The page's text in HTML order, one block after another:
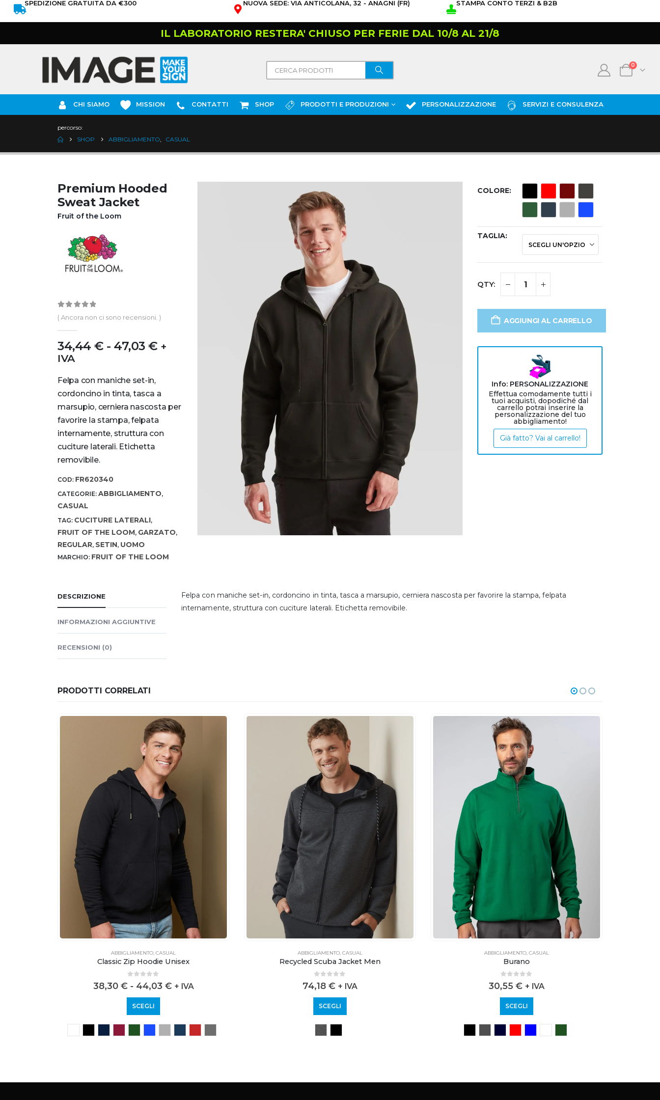
SPEDIZIONE GRATUITA DA €300 NUOVA SEDE: VIA ANTICOLANA, 32 - ANAGNI (FR) STAMPA CONTO TERZI & B2B
IL LABORATORIO RESTERA' CHIUSO PER FERIE DAL 10/8 AL 21/8
0
CHI SIAMO MISSION CONTATTI SHOP PRODOTTI E PRODUZIONI PERSONALIZZAZIONE SERVIZI E CONSULENZA
percorso:
SHOP
ABBIGLIAMENTO, CASUAL
Premium Hooded
Sweat Jacket
Fruit of the Loom
0out of 5
( Ancora non ci sono recensioni. )
34,44€ - 47,03€ +
IVA
Felpa con maniche set-in,
cordoncino in tinta, tasca a
marsupio, cerniera nascosta per
favorire la stampa, felpata
internamente, struttura con
cuciture laterali. Etichetta
removibile.
COD: FR620340
CATEGORIE: ABBIGLIAMENTO,
CASUAL
TAG: CUCITURE LATERALI,
FRUIT OF THE LOOM, GARZATO,
REGULAR, SETIN, UOMO
MARCHIO: FRUIT OF THE LOOM
COLORE
TAGLIA
AGGIUNGI AL CARRELLO
Info: PERSONALIZZAZIONE
Effettua comodamente tutti i
tuoi acquisti, dopodiché dal
carrello potrai inserire la
personalizzazione del tuo
abbigliamento!
Già fatto? Vai al carrello!
DESCRIZIONE
INFORMAZIONI AGGIUNTIVE
RECENSIONI (0)
Felpa con maniche set-in, cordoncino in tinta, tasca a marsupio, cerniera nascosta per favorire la stampa, felpata
internamente, struttura con cuciture laterali. Etichetta removibile.
PRODOTTI CORRELATI
ABBIGLIAMENTO, CASUAL
Classic Zip Hoodie Unisex
38,30 € - 44,03 € + IVA
SCEGLI
ABBIGLIAMENTO, CASUAL
Recycled Scuba Jacket Men
74,18 € + IVA
SCEGLI
ABBIGLIAMENTO, CASUAL
Burano
30,55 € + IVA
SCEGLI